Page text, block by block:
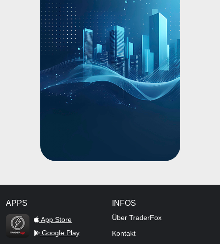
APPS
TraderFox Flash
App Store
Google Play
INFOS
Über TraderFox
Kontakt